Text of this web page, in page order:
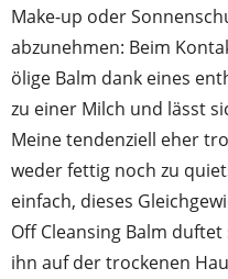
Make-up oder
abzunehmen: Beim
ölige Balm dank eines
zu einer Milch und lässt
Meine tendenziell eher
weder fettig noch zu
einfach, dieses
Off Cleansing Balm
ihn auf der trockenen